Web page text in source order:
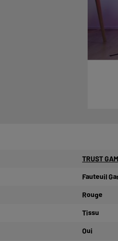
TRUST
Fauteuil
Rouge
Tissu
Oui